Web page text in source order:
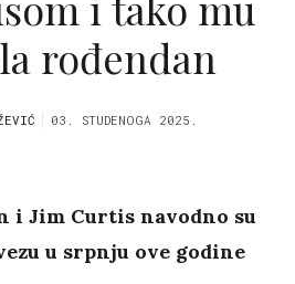
rođendan
03. STUDENOGA 2025.
i Jim Curtis navodno su
u srpnju ove godine